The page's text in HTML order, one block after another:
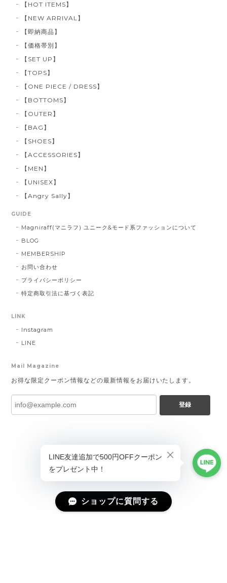
【HOT ITEMS】
【NEW ARRIVAL】
【即納商品】
【価格帯別】
【SET UP】
【TOPS】
【ONE PIECE / DRESS】
【BOTTOMS】
【OUTER】
【BAG】
【SHOES】
【ACCESSORIES】
【MEN】
【UNISEX】
【Angry Sally】
GUIDE
Magniraff(マニラフ) ユニーク&モード系ファッションについて
BLOG
MEMBERSHIP
お問い合わせ
プライバシーポリシー
特定商取引法に基づく表記
LINK
Instagram
LINE
Mail Magazine
お得な限定クーポン情報などの最新情報をお届けいたします。
登録
ショップに質問する